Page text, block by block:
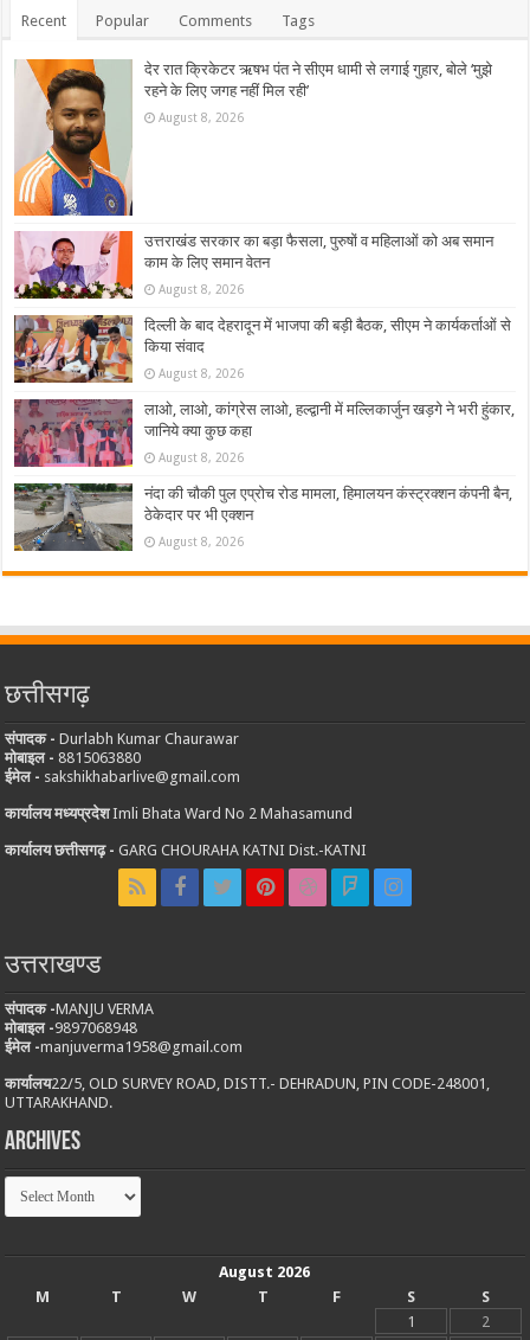
Recent Popular Comments Tags
देर रात क्रिकेटर ऋषभ पंत ने सीएम धामी से लगाई गुहार, बोले ‘मुझे
रहने के लिए जगह नहीं मिल रही’
August 8, 2026
उत्तराखंड सरकार का बड़ा फैसला, पुरुषों व महिलाओं को अब समान
काम के लिए समान वेतन
August 8, 2026
दिल्ली के बाद देहरादून में भाजपा की बड़ी बैठक, सीएम ने कार्यकर्ताओं से
किया संवाद
August 8, 2026
लाओ, लाओ, कांग्रेस लाओ, हल्द्वानी में मल्लिकार्जुन खड़गे ने भरी हुंकार,
जानिये क्या कुछ कहा
August 8, 2026
नंदा की चौकी पुल एप्रोच रोड मामला, हिमालयन कंस्ट्रक्शन कंपनी बैन,
ठेकेदार पर भी एक्शन
August 8, 2026
छत्तीसगढ़
संपादक - Durlabh Kumar Chaurawar
मोबाइल - 8815063880
ईमेल - sakshikhabarlive@gmail.com
कार्यालय मध्यप्रदेशImli Bhata Ward No 2 Mahasamund
कार्यालय छत्तीसगढ़ - GARG CHOURAHA KATNI Dist.-KATNI
उत्तराखण्ड
संपादक -MANJU VERMA
मोबाइल -9897068948
ईमेल -manjuverma1958@gmail.com
कार्यालय22/5, OLD SURVEY ROAD, DISTT.- DEHRADUN, PIN CODE-248001,
UTTARAKHAND.
Archives
Archives
August 2026
M
T W T F S
S
1
2